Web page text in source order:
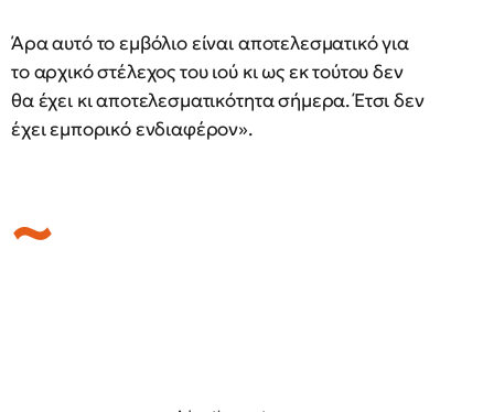
Άρα αυτό το εμβόλιο είναι αποτελεσματικό για
το αρχικό στέλεχος του ιού κι ως εκ τούτου δεν
θα έχει κι αποτελεσματικότητα σήμερα. Έτσι δεν
έχει εμπορικό ενδιαφέρον».